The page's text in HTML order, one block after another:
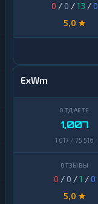
0 / 0 /13 /0
5,0 ★
ExWm
1,007
1 017 / 75 516
0 / 0 /1 /0
5,0 ★